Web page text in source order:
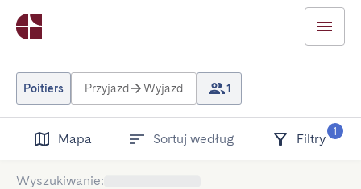
Poitiers Przyjazd Wyjazd 1
Mapa Sortuj według Filtry
1
Wyszukiwanie: